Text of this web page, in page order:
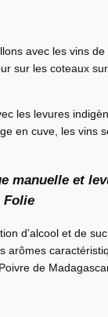
avec les vins
sur les coteaux
les levures
en cuve, les vins
manuelle et
Folie
d’alcool et de
de